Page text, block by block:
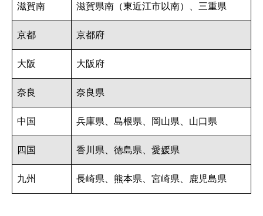
滋賀南 滋賀県南（東近江市以南）、三重県
京都 京都府
大阪 大阪府
奈良 奈良県
中国 兵庫県、島根県、岡山県、山口県
四国 香川県、徳島県、愛媛県
九州 長崎県、熊本県、宮崎県、鹿児島県